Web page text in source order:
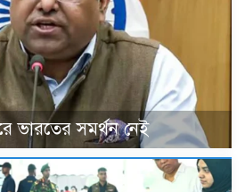
ভারতের সমর্থন নেই